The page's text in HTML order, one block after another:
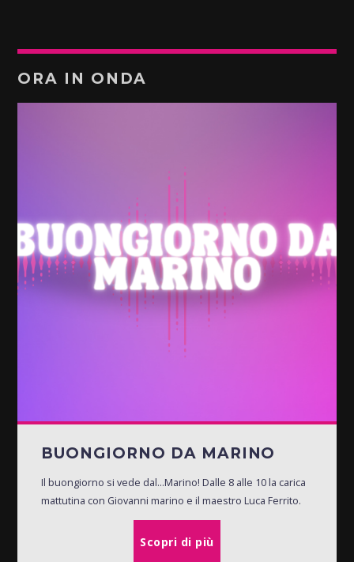
ORA IN ONDA
BUONGIORNO DA MARINO
Il buongiorno si vede dal...Marino! Dalle 8 alle 10 la carica
mattutina con Giovanni marino e il maestro Luca Ferrito.
Scopri di più